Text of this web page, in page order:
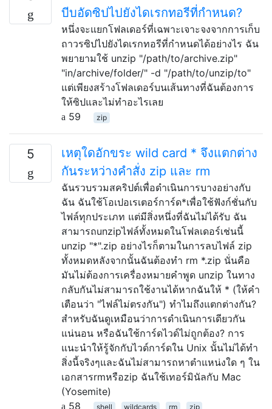
บีบอัดซิปไปยังไดเรกทอรีที่กำหนด?
หนึ่งจะแยกโฟลเดอร์ที่เฉพาะเจาะจงจากการเก็บ
ถาวรซิปไปยังไดเรกทอรีที่กำหนดได้อย่างไร ฉัน
พยายามใช้ unzip "/path/to/archive.zip"
"in/archive/folder/" -d "/path/to/unzip/to"
แต่เพียงสร้างโฟลเดอร์บนเส้นทางที่ฉันต้องการ
ให้ซิปและไม่ทำอะไรเลย
59
zip
5
เหตุใดอักขระ wild card * จึงแตกต่าง
กันระหว่างคำสั่ง zip และ rm
ฉันรวบรวมสคริปต์เพื่อดำเนินการบางอย่างกับ
ฉัน ฉันใช้โอเปอเรเตอร์การ์ด*เพื่อใช้ฟังก์ชั่นกับ
ไฟล์ทุกประเภท แต่มีสิ่งหนึ่งที่ฉันไม่ได้รับ ฉัน
สามารถunzipไฟล์ทั้งหมดในโฟลเดอร์เช่นนี้
unzip "*".zip อย่างไรก็ตามในการลบไฟล์ zip
ทั้งหมดหลังจากนั้นฉันต้องทำ rm *.zip นั่นคือ
มันไม่ต้องการเครื่องหมายคำพูด unzip ในทาง
กลับกันไม่สามารถใช้งานได้หากฉันให้ * (ให้คำ
เตือนว่า "ไฟล์ไม่ตรงกัน") ทำไมถึงแตกต่างกัน?
สำหรับฉันดูเหมือนว่าการดำเนินการเดียวกัน
แน่นอน หรือฉันใช้การ์ดไวด์ไม่ถูกต้อง? การ
แนะนำให้รู้จักกับไวด์การ์ดใน Unix นั้นไม่ได้ทำ
สิ่งนี้จริงๆและฉันไม่สามารถหาตำแหน่งใด ๆ ใน
เอกสารrmหรือzip ฉันใช้เทอร์มินัลกับ Mac
(Yosemite)
58
shell wildcards rm zip